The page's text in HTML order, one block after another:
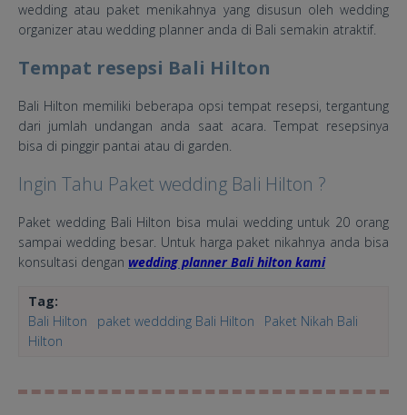
wedding atau paket menikahnya yang disusun oleh wedding
organizer atau wedding planner anda di Bali semakin atraktif.
Tempat resepsi Bali Hilton
Bali Hilton memiliki beberapa opsi tempat resepsi, tergantung
dari jumlah undangan anda saat acara. Tempat resepsinya
bisa di pinggir pantai atau di garden.
Ingin Tahu Paket wedding Bali Hilton ?
Paket wedding Bali Hilton bisa mulai wedding untuk 20 orang
sampai wedding besar. Untuk harga paket nikahnya anda bisa
konsultasi dengan wedding planner Bali hilton kami
Tag:
Bali Hilton
paket weddding Bali Hilton
Paket Nikah Bali
Hilton